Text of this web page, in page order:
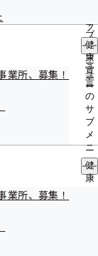
サ
ブ
メ
ニ
ュ
ー
ブ
メ
ニ
ュ
ー
健
康
宣
言
の
サ
ブ
メ
ニ
ュ
ー
業所、募集！
健
康
業所、募集！
了予定
部会議室
。